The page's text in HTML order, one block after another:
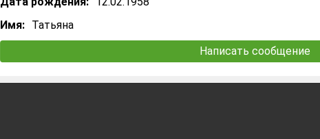
Имя: Татьяна
Написать сообщение